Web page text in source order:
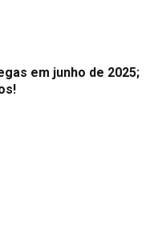
em junho de 2025;